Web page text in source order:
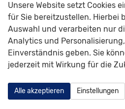
Außen
Anhängerkupplung
Außenspiegel
Dachreling
Antriebsachse
Unsere Website setzt Cookies
für Sie bereitzustellen. Hierbei
Auswahl und verarbeiten nur
Analytics und
Einverständnis geben. Sie
jederzeit mit Wirkung für die
Alle akzeptieren Einstellungen